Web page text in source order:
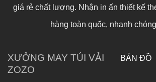
giá rẻ chất lượng. Nhận in ấn thiết kế
hàng toàn quốc, nhanh
XƯỞNG MAY TÚI VẢI
ZOZO
BẢN ĐỒ